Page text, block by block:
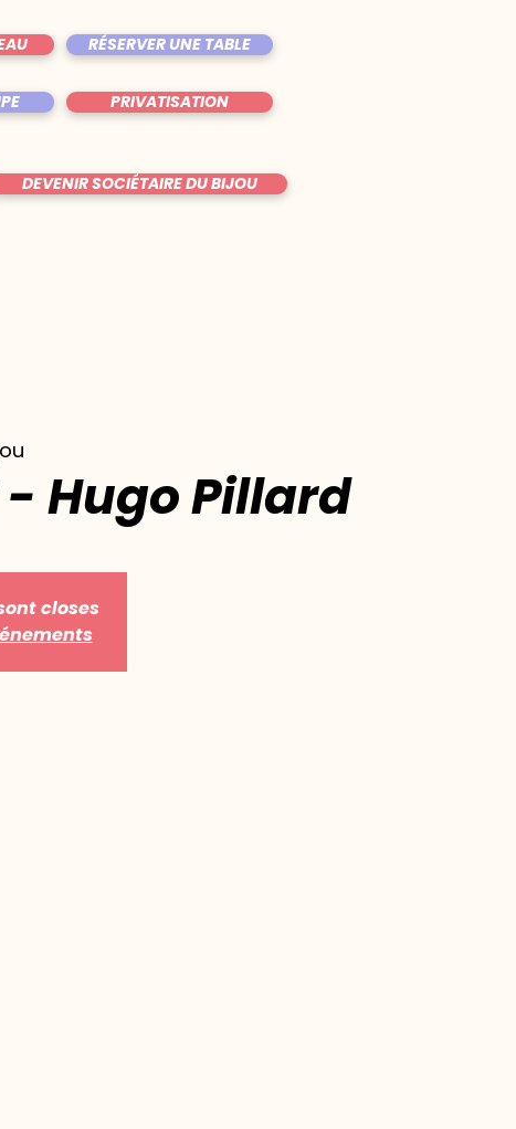
RÉSERVER UNE TABLE
PRIVATISATION
DEVENIR SOCIÉTAIRE DU BIJOU
- Hugo Pillard
closes